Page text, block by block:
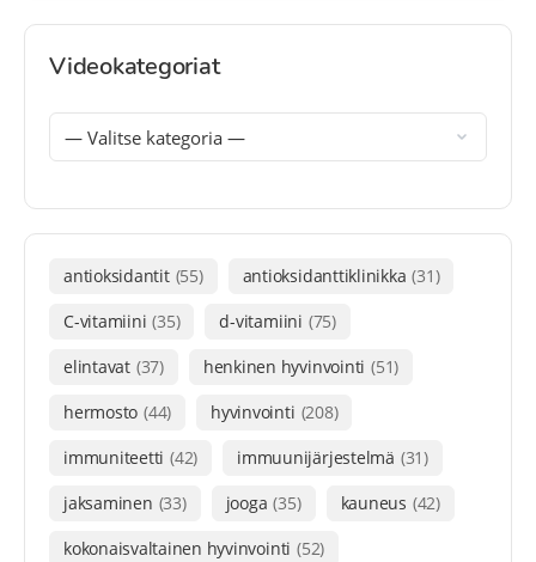
Videokategoriat
antioksidantit (55) antioksidanttiklinikka (31)
C-vitamiini (35) d-vitamiini (75)
elintavat (37) henkinen hyvinvointi (51)
hermosto (44) hyvinvointi (208)
immuniteetti (42) immuunijärjestelmä (31)
jaksaminen (33) jooga (35) kauneus (42)
kokonaisvaltainen hyvinvointi (52)